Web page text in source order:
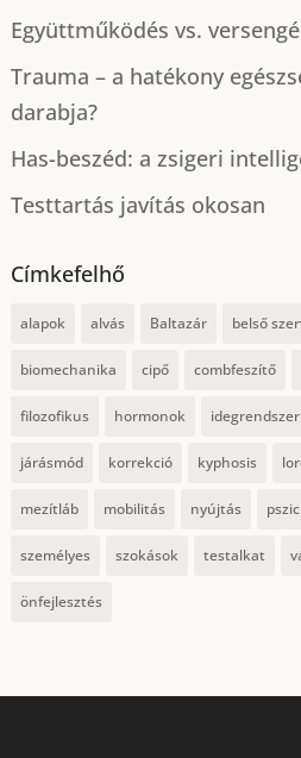
Együttműködés vs.
Trauma – a hatékony
darabja?
Has-beszéd: a zsigeri
Testtartás javítás okosan
Címkefelhő
alapok alvás Baltazár belső
biomechanika cipő combfeszítő
filozofikus hormonok idegrendszer
járásmód korrekció kyphosis
mezítláb mobilitás nyújtás
személyes szokások testalkat
önfejlesztés